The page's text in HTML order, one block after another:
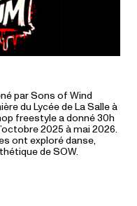
par Sons of Wind
du Lycée de La Salle à
freestyle a donné 30h
2025 à mai 2026.
ont exploré danse,
de SOW.